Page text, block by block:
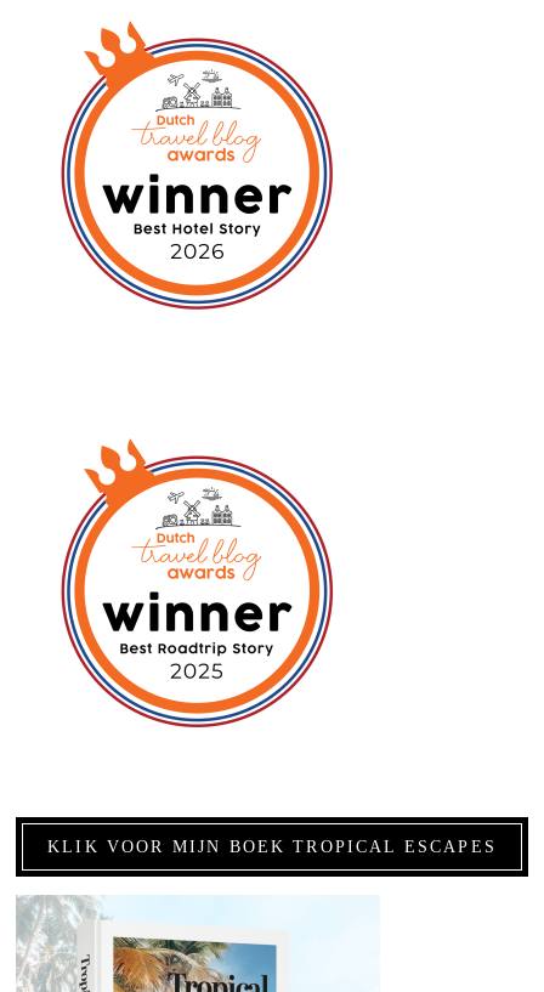
KLIK VOOR MIJN BOEK TROPICAL ESCAPES